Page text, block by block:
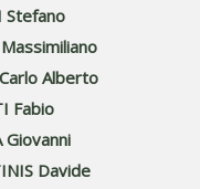
Stefano
Alberto
Fabio
Giovanni
Davide